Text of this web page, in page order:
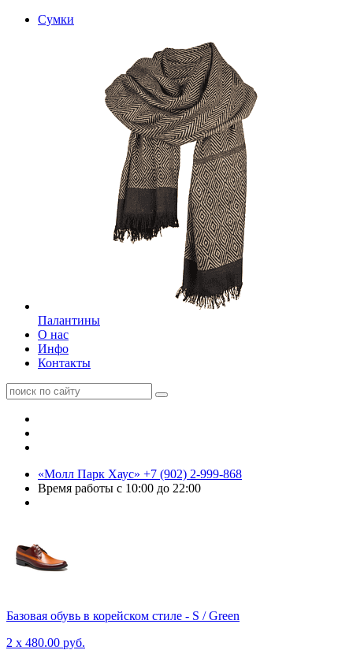
Сумки
Палантины
О нас
Инфо
Контакты
«Молл Парк Хаус» +7 (902) 2-999-868
Время работы с 10:00 до 22:00
Базовая обувь в корейском стиле - S / Green
2 x 480.00 руб.